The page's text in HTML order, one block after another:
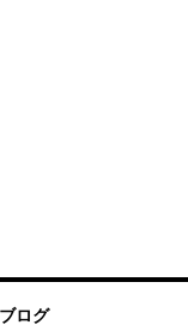
ログ